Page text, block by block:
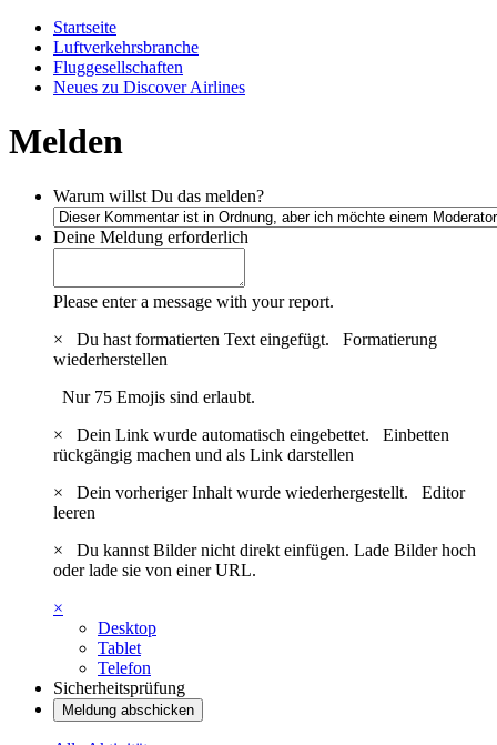
Startseite
Luftverkehrsbranche
Fluggesellschaften
Neues zu Discover Airlines
Melden
Warum willst Du das melden?
Deine Meldung erforderlich
Please enter a message with your report.
×
Du hast formatierten Text eingefügt. Formatierung
wiederherstellen
Nur 75 Emojis sind erlaubt.
×
Dein Link wurde automatisch eingebettet. Einbetten
rückgängig machen und als Link darstellen
×
Dein vorheriger Inhalt wurde wiederhergestellt. Editor
leeren
×
Du kannst Bilder nicht direkt einfügen. Lade Bilder hoch
oder lade sie von einer URL.
×
Desktop
Tablet
Telefon
Sicherheitsprüfung
Meldung abschicken